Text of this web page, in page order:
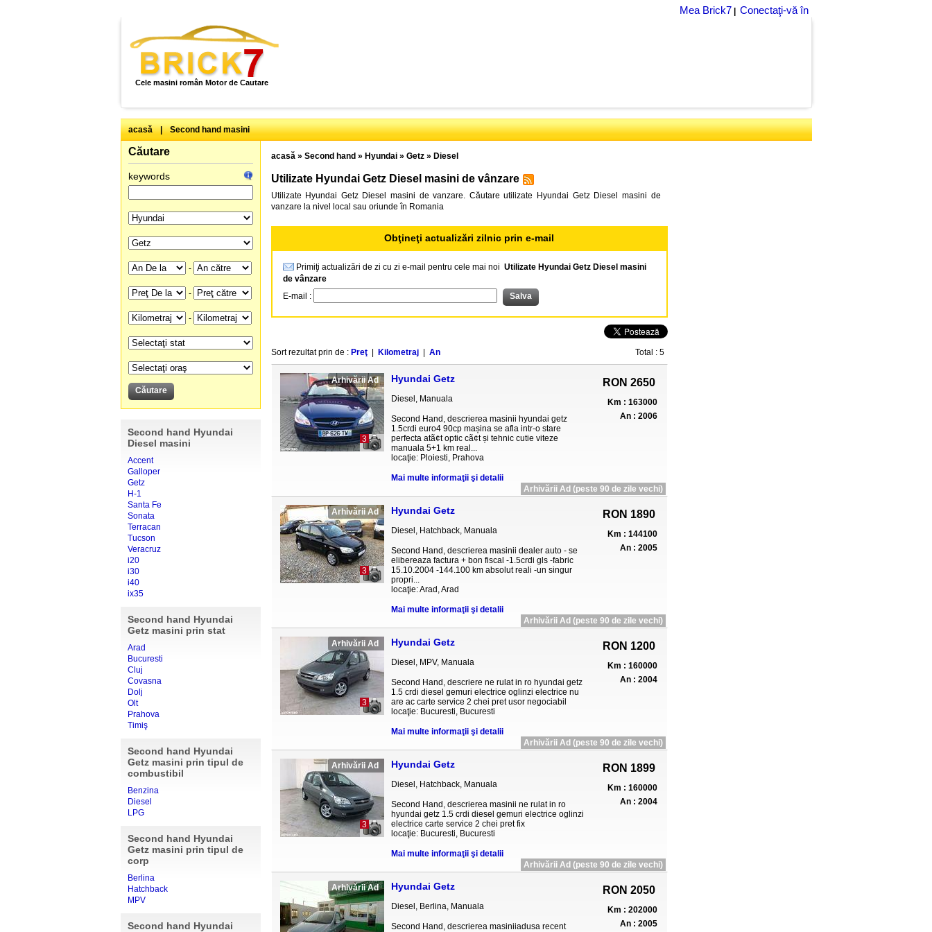
Mea Brick7 Conectaţi-vă în
Cele masini român Motor de Cautare
acasă | Second hand masini
Căutare
keywords
-
-
-
Second hand Hyundai
Diesel masini
Accent
Galloper
Getz
H-1
Santa Fe
Sonata
Terracan
Tucson
Veracruz
i20
i30
i40
ix35
Second hand Hyundai
Getz masini prin stat
Arad
Bucuresti
Cluj
Covasna
Dolj
Olt
Prahova
Timiş
Second hand Hyundai
Getz masini prin tipul de
combustibil
Benzina
Diesel
LPG
Second hand Hyundai
Getz masini prin tipul de
corp
Berlina
Hatchback
MPV
Second hand Hyundai
acasă» Second hand » Hyundai» Getz» Diesel
Utilizate Hyundai Getz Diesel masini de vânzare
Utilizate Hyundai Getz Diesel masini de vanzare. Căutare utilizate Hyundai Getz Diesel masini de
vanzare la nivel local sau oriunde în Romania
Obţineţi actualizări zilnic prin e-mail
Primiţi actualizări de zi cu zi e-mail pentru cele mai noi Utilizate Hyundai Getz Diesel masini
de vânzare
E-mail :
Sort rezultat prin de : Preţ| Kilometraj| An Total : 5
Arhivării Ad
3
Hyundai Getz
Diesel, Manuala
Second Hand, descrierea masinii hyundai getz
1.5crdi euro4 90cp mașina se afla intr-o stare
perfecta atã¢t optic cã¢t și tehnic cutie viteze
manuala 5+1 km real...
locaţie: Ploiesti, Prahova
Mai multe informaţii şi detalii
RON 2650
Km : 163000
An : 2006
Arhivării Ad (peste 90 de zile vechi)
Arhivării Ad
3
Hyundai Getz
Diesel, Hatchback, Manuala
Second Hand, descrierea masinii dealer auto - se
elibereaza factura + bon fiscal -1.5crdi gls -fabric
15.10.2004 -144.100 km absolut reali -un singur
propri...
locaţie: Arad, Arad
Mai multe informaţii şi detalii
RON 1890
Km : 144100
An : 2005
Arhivării Ad (peste 90 de zile vechi)
Arhivării Ad
3
Hyundai Getz
Diesel, MPV, Manuala
Second Hand, descriere ne rulat in ro hyundai getz
1.5 crdi diesel gemuri electrice oglinzi electrice nu
are ac carte service 2 chei pret usor negociabil
locaţie: Bucuresti, Bucuresti
Mai multe informaţii şi detalii
RON 1200
Km : 160000
An : 2004
Arhivării Ad (peste 90 de zile vechi)
Arhivării Ad
3
Hyundai Getz
Diesel, Hatchback, Manuala
Second Hand, descrierea masinii ne rulat in ro
hyundai getz 1.5 crdi diesel gemuri electrice oglinzi
electrice carte service 2 chei pret fix
locaţie: Bucuresti, Bucuresti
Mai multe informaţii şi detalii
RON 1899
Km : 160000
An : 2004
Arhivării Ad (peste 90 de zile vechi)
Arhivării Ad Hyundai Getz
Diesel, Berlina, Manuala
Second Hand, descrierea masiniiadusa recent
RON 2050
Km : 202000
An : 2005